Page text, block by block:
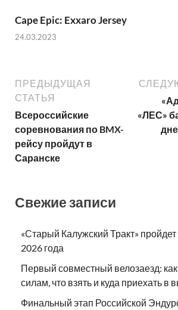
Cape Epic: Exxaro Jersey
24.03.2023
ПРЕДЫДУЩАЯ
СТАТЬЯ
Всероссийские
соревнования по BMX-
рейсу пройдут в
Саранске
«ЛЕС»
Свежие записи
«Старый Калужский Тракт» пройдет
2026 года
Первый совместный велозаезд:
силам, что взять и куда приехать в
Финальный этап Российской